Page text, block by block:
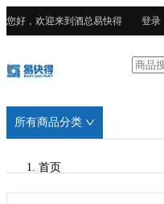
您好，欢迎来到酒总易快得 登录
所有商品分类
首页